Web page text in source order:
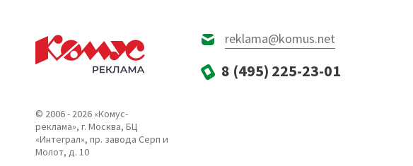
© 2006 - 2026 «Комус-
реклама», г. Москва, БЦ
«Интеграл», пр. завода Серп и
Молот, д. 10
reklama@komus.net
8 (495) 225-23-01